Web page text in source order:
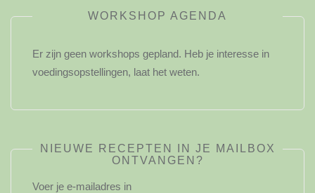
WORKSHOP AGENDA
Er zijn geen workshops gepland. Heb je interesse in
voedingsopstellingen, laat het weten.
NIEUWE RECEPTEN IN JE MAILBOX
ONTVANGEN?
Voer je e-mailadres in